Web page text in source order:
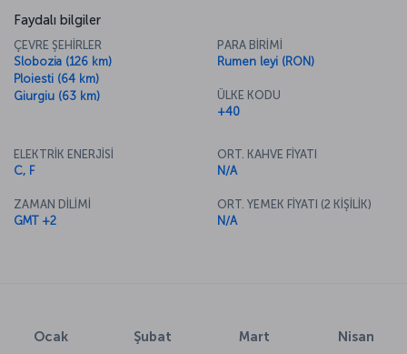
Faydalı bilgiler
ÇEVRE ŞEHİRLER
Slobozia (126 km)
Ploiesti (64 km)
Giurgiu (63 km)
PARA BİRİMİ
Rumen leyi (RON)
ÜLKE KODU
+40
ELEKTRİK ENERJİSİ
C, F
ZAMAN DİLİMİ
GMT +2
ORT. KAHVE FİYATI
N/A
ORT. YEMEK FİYATI (2 KİŞİLİK)
N/A
Ocak Şubat Mart Nisan